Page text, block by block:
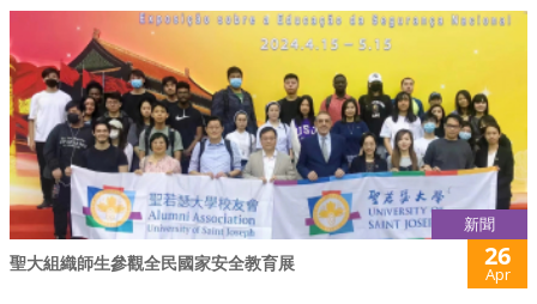
新聞
聖大組織師生參觀全民國家安全教育展 26
Apr